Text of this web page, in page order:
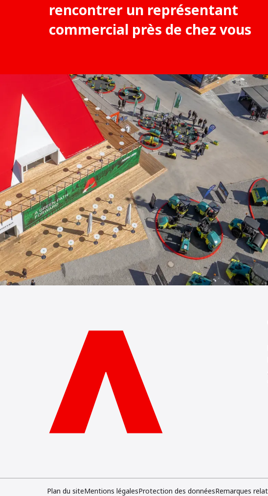
rencontrer un représentant
commercial près de chez vous
Plan du siteMentions légalesProtection des donnéesRemarques